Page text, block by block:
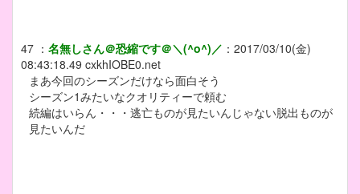
47 ： 名無しさん＠恐縮です＠＼(^o^)／ ： 2017/03/10(金)
08:43:18.49 cxkhIOBE0.net
まあ今回のシーズンだけなら面白そう
シーズン1みたいなクオリティーで頼む
続編はいらん・・・逃亡ものが見たいんじゃない脱出ものが
見たいんだ